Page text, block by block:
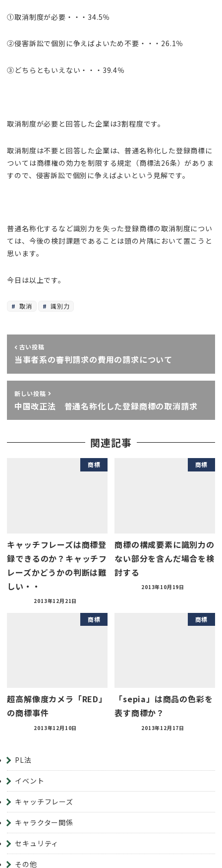
①取消制度が必要・・・34.5％
②侵害訴訟で個別に争えばよいため不要・・・26.1％
③どちらともいえない・・・39.4％
取消制度が必要と回答した企業は3割程度です。
取消制度は不要と回答した企業は、普通名称化した登録商標に
ついては商標権の効力を制限する規定（商標法26条）がありま
すので、侵害訴訟で個別に争えばよいという見解です。
普通名称化するなど識別力を失った登録商標の取消制度につい
ては、今後の検討課題であることは頭の片隅において置こうと
思います。
今日は以上です。
取消 識別力
古い投稿
当事者系の審判請求の費用の請求について
新しい投稿
中国改正法 普通名称化した登録商標の取消請求
関連記事
商標
キャッチフレーズは商標登
録できるのか？キャッチフ
レーズかどうかの判断は難
しい・・
2013年12月21日
商標
商標の構成要素に識別力の
ない部分を含んだ場合を検
討する
2013年10月19日
商標
超高解像度カメラ「RED」
の商標事件
2013年12月10日
商標
「sepia」は商品の色彩を
表す商標か？
2013年12月17日
PL法
イベント
キャッチフレーズ
キャラクター関係
セキュリティ
その他